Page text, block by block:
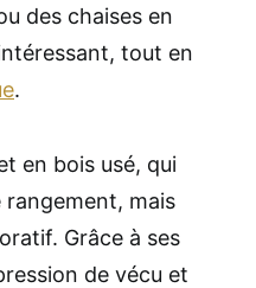
des chaises en
tout en
.
en bois usé, qui
rangement, mais
Grâce à ses
de vécu et